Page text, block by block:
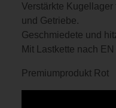
Verstärkte Kugellager
und Getriebe.
Geschmiedete und
Mit Lastkette nach
Premiumprodukt Rot